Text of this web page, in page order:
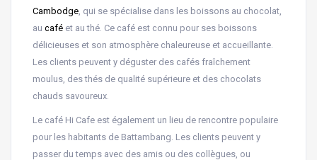
Cambodge, qui se spécialise dans les boissons au chocolat,
au café et au thé. Ce café est connu pour ses boissons
délicieuses et son atmosphère chaleureuse et accueillante.
Les clients peuvent y déguster des cafés fraîchement
moulus, des thés de qualité supérieure et des chocolats
chauds savoureux.
Le café Hi Cafe est également un lieu de rencontre populaire
pour les habitants de Battambang. Les clients peuvent y
passer du temps avec des amis ou des collègues, ou